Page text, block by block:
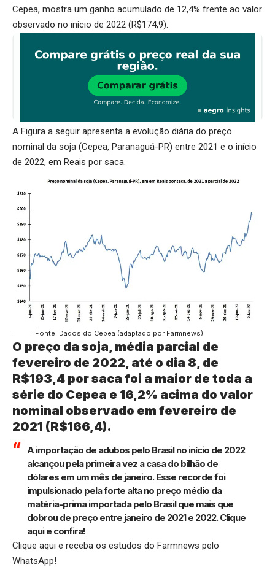
Cepea, mostra um ganho acumulado de 12,4% frente ao valor
observado no início de 2022 (R$174,9).
A Figura a seguir apresenta a evolução diária do preço
nominal da soja (Cepea, Paranaguá-PR) entre 2021 e o início
de 2022, em Reais por saca.
Fonte: Dados do Cepea (adaptado por Farmnews)
O preço da soja, média parcial de
fevereiro de 2022, até o dia 8, de
R$193,4 por saca foi a maior de toda a
série do Cepea e 16,2% acima do valor
nominal observado em fevereiro de
2021 (R$166,4).
A importação de adubos pelo Brasil no início de 2022
alcançou pela primeira vez a casa do bilhão de
dólares em um mês de janeiro. Esse recorde foi
impulsionado pela forte alta no preço médio da
matéria-prima importada pelo Brasil que mais que
dobrou de preço entre janeiro de 2021 e 2022.Clique
aquie confira!
Clique aqui e receba os estudos do Farmnews pelo
WhatsApp!